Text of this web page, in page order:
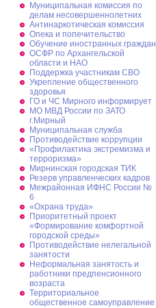
Муниципальная комиссия по
делам несовершеннолетних
Антинаркотическая комиссия
Опека и попечительство
Обучение иностранных граждан
ОСФР по Архангельской
области и НАО
Поддержка участникам СВО
Укрепление общественного
здоровья
ГО и ЧС Мирного информирует
МО МВД России по ЗАТО
г.Мирный
Муниципальная cлужба
Противодействие коррупции
«Профилактика экстремизма и
терроризма»
Мирнинская городская ТИК
Резерв управленческих кадров
Межрайонная ИФНС России №
6
«Охрана труда»
Приоритетный проект
«Формирование комфортной
городской среды»
Противодействие нелегальной
занятости
Неформальная занятость и
работники предпенсионного
возраста
Территориальное
общественное самоуправление